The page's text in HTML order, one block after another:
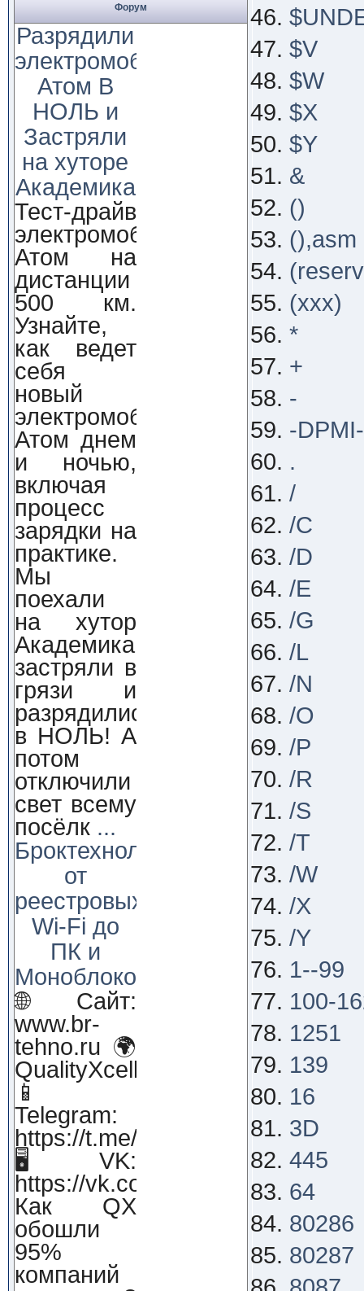
Форум
Разрядили
электромобиль
Атом В
НОЛЬ и
Застряли
на хуторе
Академика
Тест-драйв
электромобиля
Атом на
дистанции
500 км.
Узнайте,
как ведет
себя
новый
электромобиль
Атом днем
и ночью,
включая
процесс
зарядки на
практике.
Мы
поехали
на хутор
Академика,
застряли в
грязи и
разрядились
в НОЛЬ! А
потом
отключили
свет всему
посёлк ...
Броктехнолоджи:
от
реестровых
Wi-Fi до
ПК и
Моноблоков!
🌐 Сайт:
www.br-
tehno.ru 🌍
QualityXcellence.ru
📱
Telegram:
https://t.me/qx_lab_IT
🖥 VK:
https://vk.com/qualityxcellenc
Как QX
обошли
95%
компаний
$V
$W
$X
$Y
&
()
(),asm
(xxx)
*
+
-
-
.
/
/C
/D
/E
/G
/L
/N
/O
/P
/R
/S
/T
/W
/X
/Y
1--99
100-
1251
139
16
3D
445
64
80286
80287